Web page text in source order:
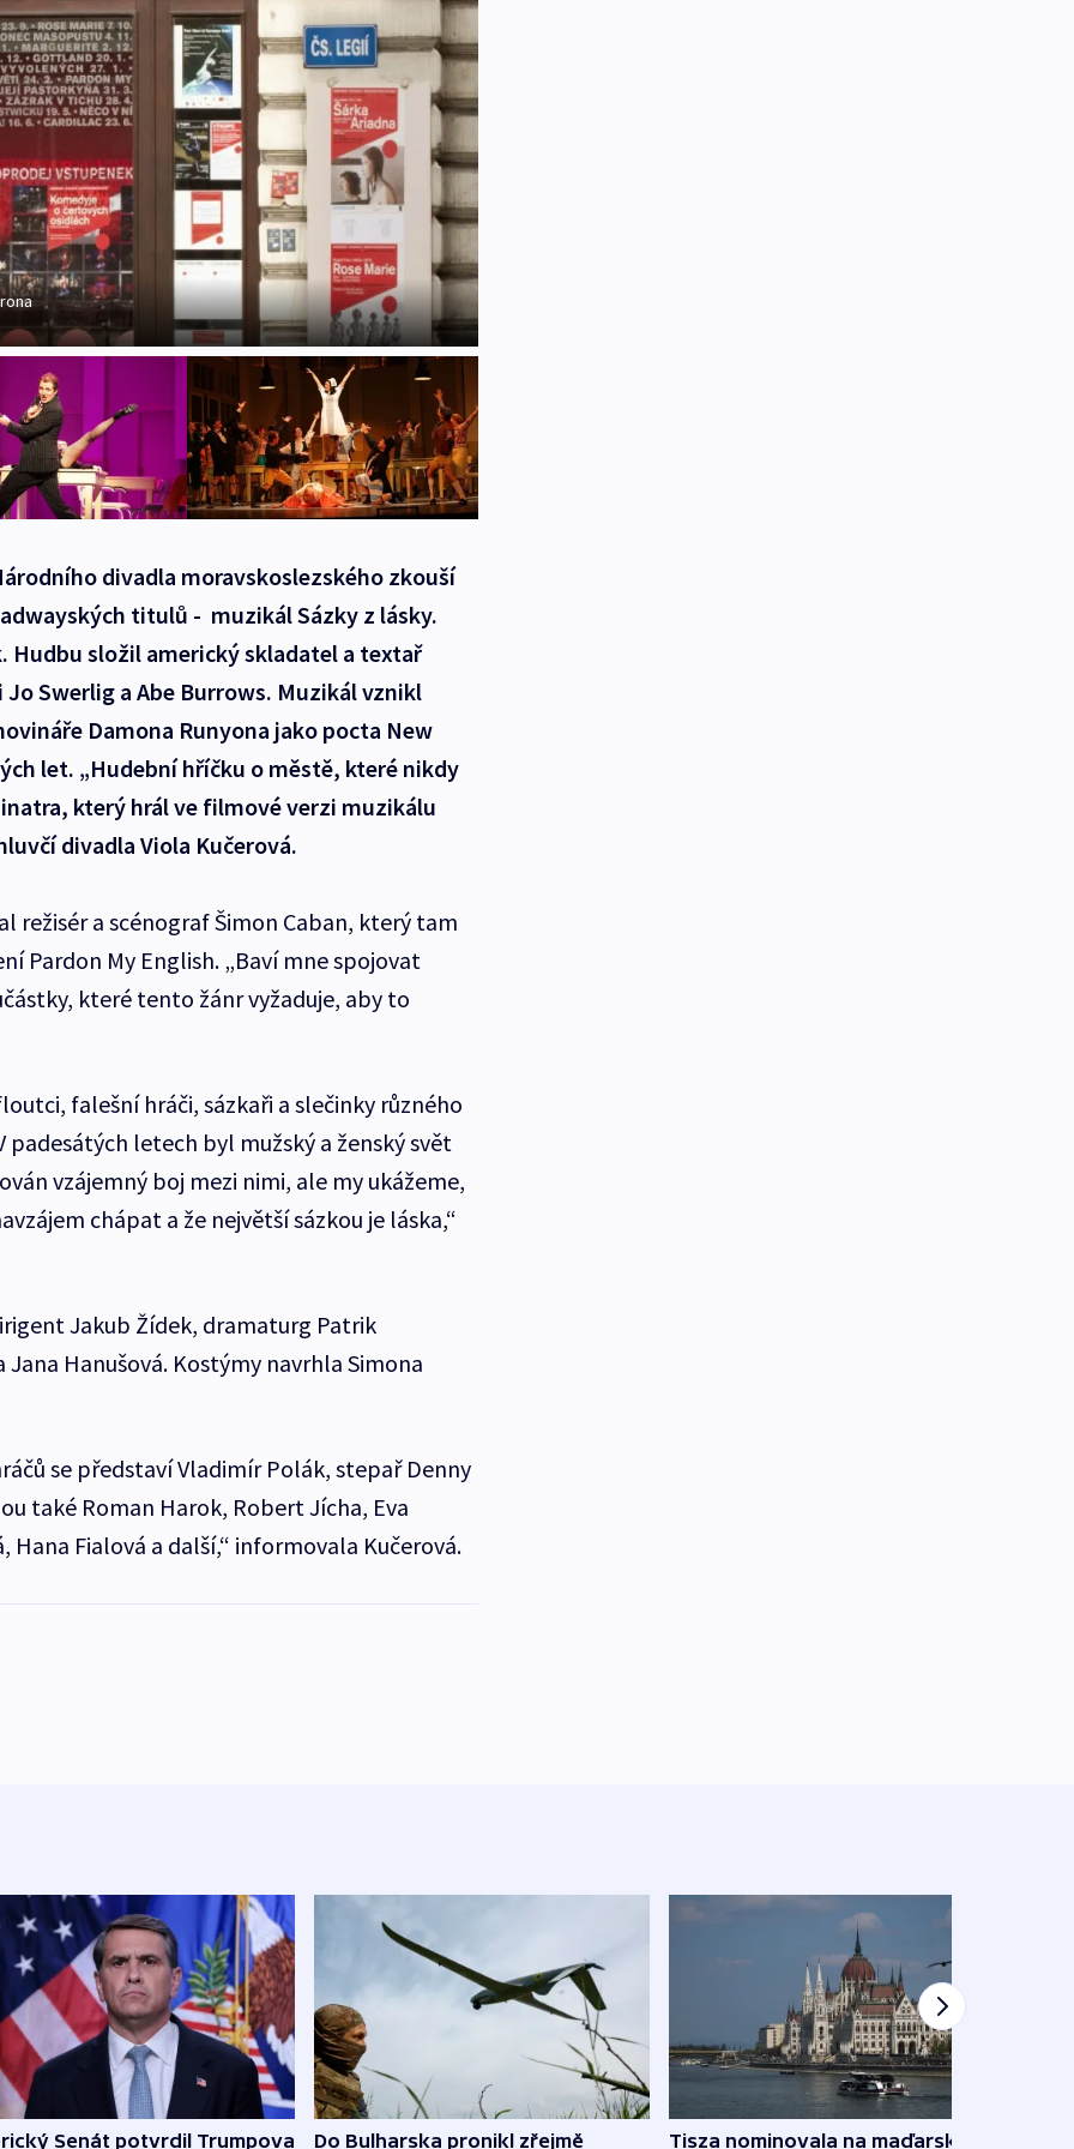
divadla moravskoslezského zkouší
titulů - muzikál Sázky z lásky.
Hudbu složil americký skladatel a textař
Swerlig a Abe Burrows. Muzikál vznikl
Damona Runyona jako pocta New
let. „Hudební hříčku o městě, které nikdy
který hrál ve filmové verzi muzikálu
divadla Viola Kučerová.
režisér a scénograf Šimon Caban, který tam
Pardon My English. „Baví mne spojovat
které tento žánr vyžaduje, aby to
falešní hráči, sázkaři a slečinky různého
padesátých letech byl mužský a ženský svět
vzájemný boj mezi nimi, ale my ukážeme,
chápat a že největší sázkou je láska,“
Jakub Žídek, dramaturg Patrik
Hanušová. Kostýmy navrhla Simona
se představí Vladimír Polák, stepař Denny
také Roman Harok, Robert Jícha, Eva
Fialová a další,“ informovala Kučerová.
Senát potvrdil Trumpova Do Bulharska pronikl zřejmě Tisza nominovala na maďarského